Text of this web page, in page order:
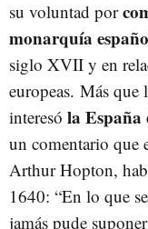
su voluntad por
monarquía
siglo XVII y en
europeas. Más
interesó la España
un comentario que
Arthur Hopton,
1640: “En lo que
jamás pude